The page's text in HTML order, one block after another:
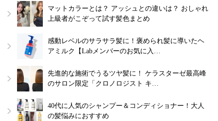
マットカラーとは？ アッシュとの違いは？ おしゃれ
上級者がこぞって試す髪色まとめ
感動レベルのサラサラ髪に！褒められ髪に導いたヘ
アミルク【Labメンバーのお気に入…
先進的な施術でうるツヤ髪に！ ケラスターゼ最高峰
のサロン限定「クロノロジスト キ…
40代に人気のシャンプー＆コンディショナー！大人
の髪悩みにおすすめ